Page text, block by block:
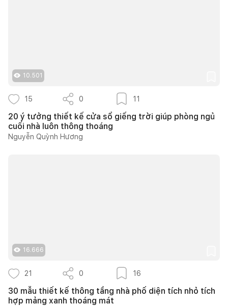
10.501
15 0 11
20 ý tưởng thiết kế cửa sổ giếng trời giúp phòng ngủ
cuối nhà luôn thông thoáng
Nguyễn Quỳnh Hương
16.666
21 0 16
30 mẫu thiết kế thông tầng nhà phố diện tích nhỏ tích
hợp mảng xanh thoáng mát